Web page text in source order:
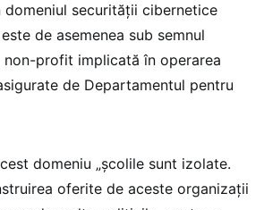
securității cibernetice
de asemenea sub semnul
profit implicată în operarea
de Departamentul pentru
domeniu „școlile sunt izolate.
oferite de aceste organizații